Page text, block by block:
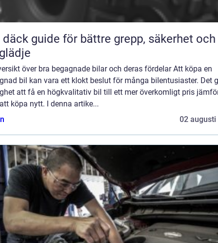
grepp, säkerhet och
över bra begagnade bilar och deras fördelar Att köpa en
bil kan vara ett klokt beslut för många bilentusiaster. Det
att få en högkvalitativ bil till ett mer överkomligt pris
köpa nytt. I denna artike...
02 augusti